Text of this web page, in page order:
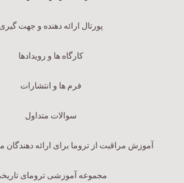
پورتال ارائه دهنده و جهت گیری
کارگاه ها و رویدادها
فرم ها و انتشارات
سوالات متداول
آموزش مراقبت از تروما برای ارائه دهندگان
مجموعه آموزشی ترومای